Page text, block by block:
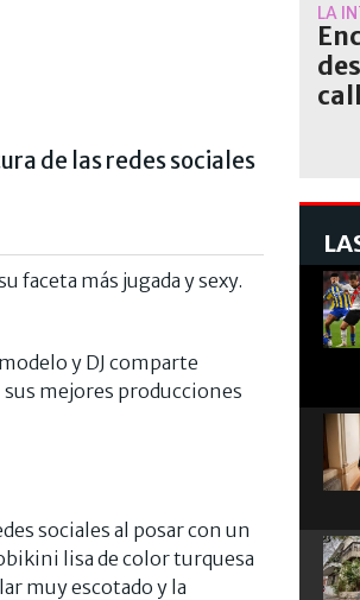
de las redes sociales
faceta más jugada y sexy.
y DJ comparte
mejores producciones
sociales al posar con un
lisa de color turquesa
muy escotado y la
LA